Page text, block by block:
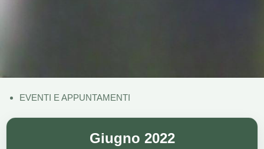
Giugno 2022
EVENTI E APPUNTAMENTI